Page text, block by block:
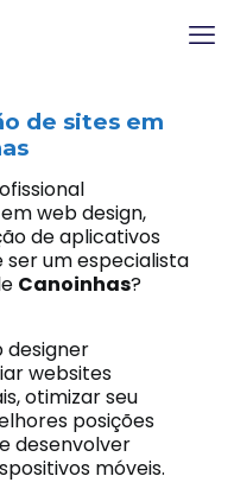
de sites em
web design,
de aplicativos
ser um especialista
Canoinhas?
designer
websites
otimizar seu
posições
desenvolver
móveis.